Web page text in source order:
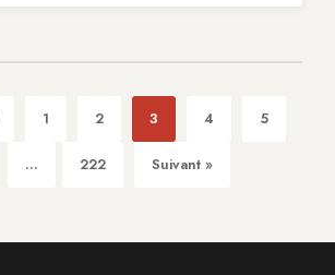
1 2 3 4 5
... 222 Suivant »